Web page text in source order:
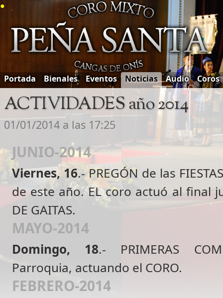
●
Portada Bienales Eventos Noticias Audio Coros
ACTIVIDADES año 2014
01/01/2014 a las 17:25
JUNIO-2014
Viernes, 16.- PREGÓN de las
de este año. EL coro actuó al final
DE GAITAS.
MAYO-2014
Domingo, 18.- PRIMERAS
Parroquia, actuando el CORO.
FEBRERO-2014